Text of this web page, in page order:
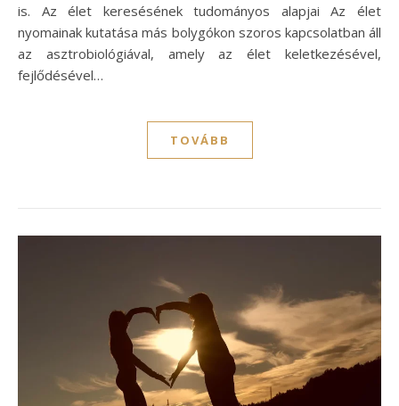
is. Az élet keresésének tudományos alapjai Az élet
nyomainak kutatása más bolygókon szoros kapcsolatban áll
az asztrobiológiával, amely az élet keletkezésével,
fejlődésével…
TOVÁBB